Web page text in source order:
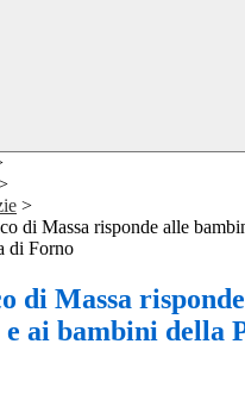
>
di Massa risponde alle
di Forno
di Massa
e ai bambini della